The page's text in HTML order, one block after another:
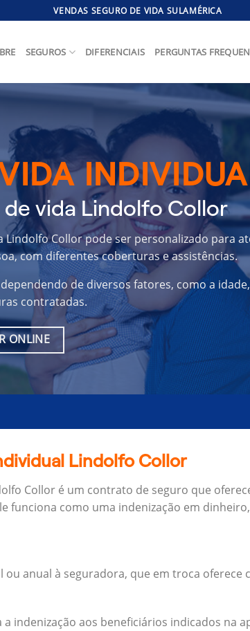
VENDAS SEGURO DE VIDA SULAMÉRICA
SEGUROS DIFERENCIAIS PERGUNTAS
vida Lindolfo Collor
Lindolfo Collor pode ser personalizado para
com diferentes coberturas e assistências.
de diversos fatores, como a
contratadas.
ONLINE
Lindolfo Collor
Collor é um contrato de seguro que
funciona como uma indenização em
ou anual à seguradora, que em troca
indenização aos beneficiários indicados na